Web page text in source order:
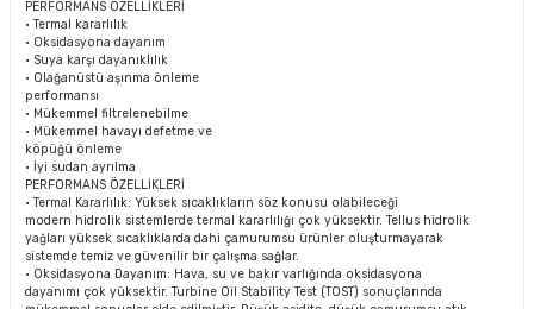
PERFORMANS ÖZELLİKLERİ
• Termal kararlılık
• Oksidasyona dayanım
• Suya karşı dayanıklılık
• Olağanüstü aşınma önleme
performansı
• Mükemmel filtrelenebilme
• Mükemmel havayı defetme ve
köpüğü önleme
• İyi sudan ayrılma
PERFORMANS ÖZELLİKLERİ
• Termal Kararlılık: Yüksek sıcaklıkların söz konusu olabileceği
modern hidrolik sistemlerde termal kararlılığı çok yüksektir. Tellus hidrolik
yağları yüksek sıcaklıklarda dahi çamurumsu ürünler oluşturmayarak
sistemde temiz ve güvenilir bir çalışma sağlar.
• Oksidasyona Dayanım: Hava, su ve bakır varlığında oksidasyona
dayanımı çok yüksektir. Turbine Oil Stability Test (TOST) sonuçlarında